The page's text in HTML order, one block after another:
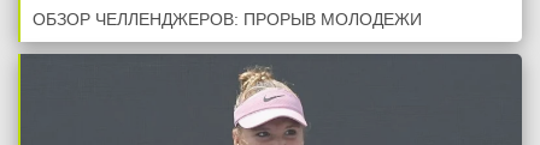
ОБЗОР ЧЕЛЛЕНДЖЕРОВ: ПРОРЫВ МОЛОДЕЖИ